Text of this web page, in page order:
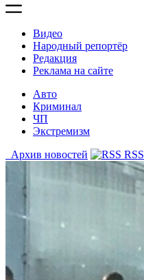
Видео
Народный репортёр
Редакция
Реклама на сайте
Авто
Криминал
ЧП
Экстремизм
Архив новостей
RSS